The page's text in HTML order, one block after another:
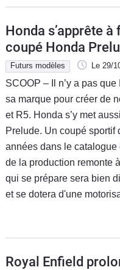
Honda s’apprête
coupé Honda
Futurs modèles Le 29/
SCOOP – Il n’y a pas
sa marque pour créer de
et R5. Honda s’y met
Prelude. Un coupé sportif
années dans le catalogue
de la production remonte
qui se prépare sera bien
et se dotera d'une
Royal Enfield